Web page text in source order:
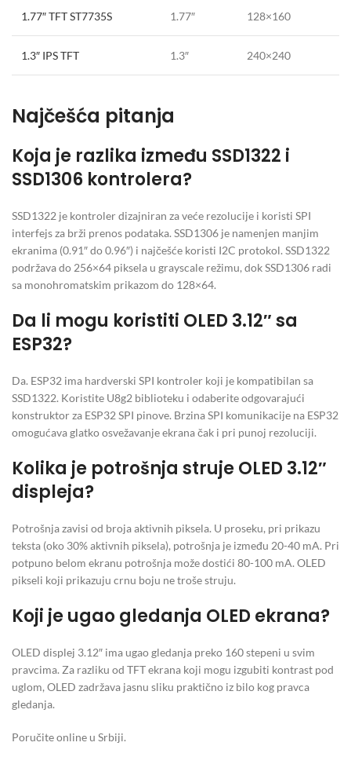
1.77″ TFT ST7735S 1.77″ 128×160
1.3″ IPS TFT 1.3″ 240×240
Najčešća pitanja
Koja je razlika između SSD1322 i
SSD1306 kontrolera?
SSD1322 je kontroler dizajniran za veće rezolucije i koristi SPI
interfejs za brži prenos podataka. SSD1306 je namenjen manjim
ekranima (0.91″ do 0.96″) i najčešće koristi I2C protokol. SSD1322
podržava do 256×64 piksela u grayscale režimu, dok SSD1306 radi
sa monohromatskim prikazom do 128×64.
Da li mogu koristiti OLED 3.12″ sa
ESP32?
Da. ESP32 ima hardverski SPI kontroler koji je kompatibilan sa
SSD1322. Koristite U8g2 biblioteku i odaberite odgovarajući
konstruktor za ESP32 SPI pinove. Brzina SPI komunikacije na ESP32
omogućava glatko osvežavanje ekrana čak i pri punoj rezoluciji.
Kolika je potrošnja struje OLED 3.12″
displeja?
Potrošnja zavisi od broja aktivnih piksela. U proseku, pri prikazu
teksta (oko 30% aktivnih piksela), potrošnja je između 20-40 mA. Pri
potpuno belom ekranu potrošnja može dostići 80-100 mA. OLED
pikseli koji prikazuju crnu boju ne troše struju.
Koji je ugao gledanja OLED ekrana?
OLED displej 3.12″ ima ugao gledanja preko 160 stepeni u svim
pravcima. Za razliku od TFT ekrana koji mogu izgubiti kontrast pod
uglom, OLED zadržava jasnu sliku praktično iz bilo kog pravca
gledanja.
Poručite online u Srbiji.